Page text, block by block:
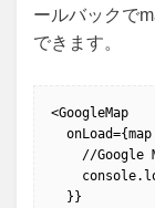
ールバックで
できます。
<GoogleMap